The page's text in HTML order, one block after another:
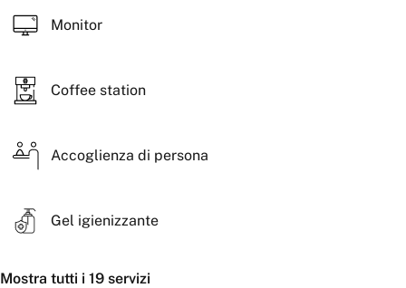
Monitor
Coffee station
Accoglienza di persona
Gel igienizzante
Mostra tutti i 19 servizi